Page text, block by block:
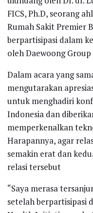
FICS, Ph.D, seorang
Rumah Sakit Premier
berpartisipasi dalam
oleh Daewoong
Dalam acara yang
mengutarakan
untuk menghadiri
Indonesia dan
memperkenalkan
Harapannya, agar
semakin erat dan
relasi tersebut
“Saya merasa
setelah berpartisipasi